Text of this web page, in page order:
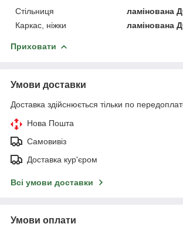
Стільниця
ламінована
Каркас, ніжки
ламінована
Приховати
Умови доставки
Доставка здійснюється тільки по
Нова Пошта
Самовивіз
Доставка кур'єром
Всі умови доставки
Умови оплати